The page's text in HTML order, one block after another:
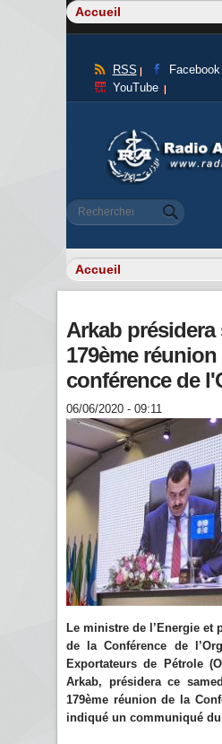
RSS Facebook
YouTube
Formulaire de
Rechercher
Arkab présidera
179ème réunion
conférence de
06/06/2020 - 09:11
Le ministre de l’Energie et
de la Conférence de
Exportateurs de Pétrole
Arkab, présidera ce
179ème réunion de la
indiqué un communiqué